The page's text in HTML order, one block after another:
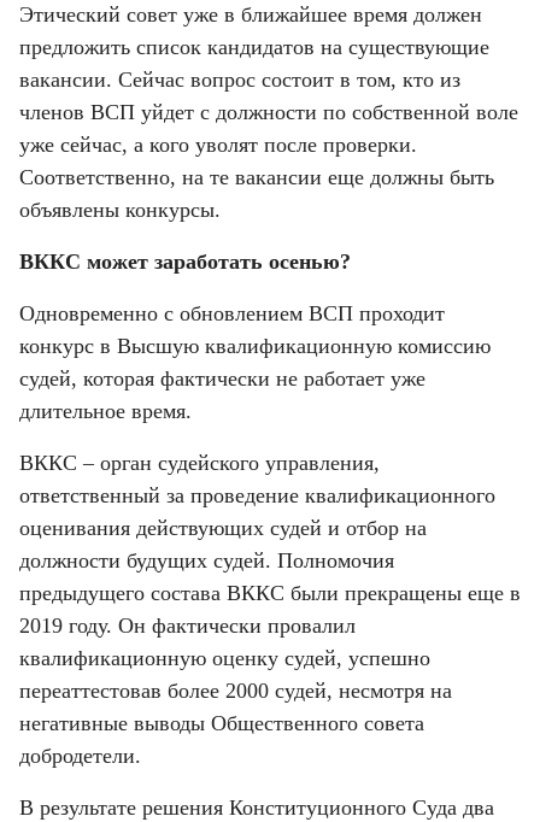
Этический совет уже в ближайшее время должен
предложить список кандидатов на существующие
вакансии. Сейчас вопрос состоит в том, кто из
членов ВСП уйдет с должности по собственной воле
уже сейчас, а кого уволят после проверки.
Соответственно, на те вакансии еще должны быть
объявлены конкурсы.
ВККС может заработать осенью?
Одновременно с обновлением ВСП проходит
конкурс в Высшую квалификационную комиссию
судей, которая фактически не работает уже
длительное время.
ВККС – орган судейского управления,
ответственный за проведение квалификационного
оценивания действующих судей и отбор на
должности будущих судей. Полномочия
предыдущего состава ВККС были прекращены еще в
2019 году. Он фактически провалил
квалификационную оценку судей, успешно
переаттестовав более 2000 судей, несмотря на
негативные выводы Общественного совета
добродетели.
В результате решения Конституционного Суда два